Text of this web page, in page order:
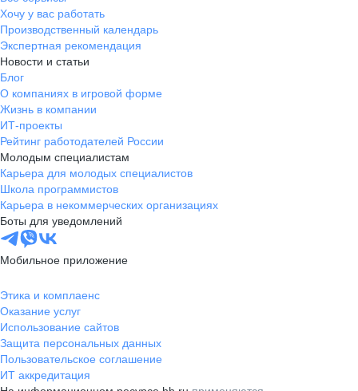
Хочу у вас работать
Производственный календарь
Экспертная рекомендация
Новости и статьи
Блог
О компаниях в игровой форме
Жизнь в компании
ИТ-проекты
Рейтинг работодателей России
Молодым специалистам
Карьера для молодых специалистов
Школа программистов
Карьера в некоммерческих организациях
Боты для уведомлений
Мобильное приложение
Этика и комплаенс
Оказание услуг
Использование сайтов
Защита персональных данных
Пользовательское соглашение
ИТ аккредитация